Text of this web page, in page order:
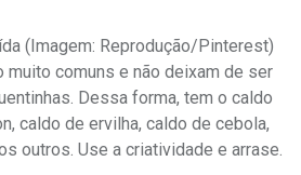
(Imagem: Reprodução/Pinterest)
muito comuns e não deixam de ser
Dessa forma, tem o caldo
caldo de ervilha, caldo de cebola,
outros. Use a criatividade e arrase.